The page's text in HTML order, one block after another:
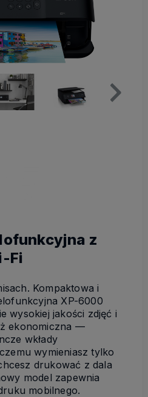
z
Fi
Kompaktowa i
XP-6000
wysokiej jakości zdjęć i
ekonomiczna —
wkłady
wymieniasz tylko
drukować z dala
model zapewnia
mobilnego.